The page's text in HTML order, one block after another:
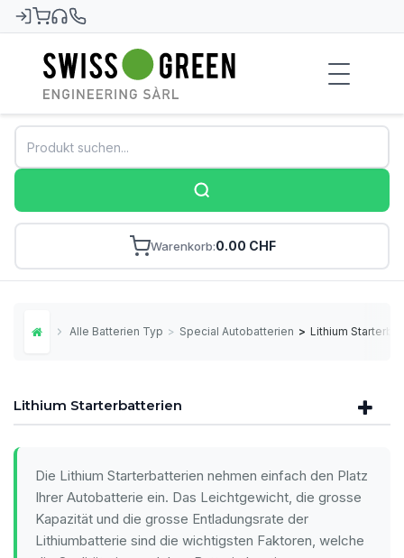
Swiss-Green
Warenkorb 0.00 CHF
Home Alle Batterien Typ > Special Autobatterien > Lithium
Lithium Starterbatterien
Die Lithium Starterbatterien nehmen einfach den Platz
Ihrer Autobatterie ein. Das Leichtgewicht, die grosse
Kapazität und die grosse Entladungsrate der
Lithiumbatterie sind die wichtigsten Faktoren, welche